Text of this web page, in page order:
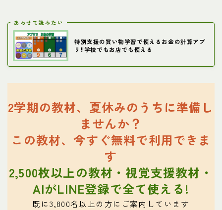
あわせて読みたい
特別支援の買い物学習で使えるお金の計算アプ
リ!!学校でもお店でも使える
2学期の教材、夏休みのうちに準備し
ませんか？
この教材、今すぐ無料で利用できま
す
2,500枚以上の教材・視覚支援教材・
AIがLINE登録で全て使える!
既に3,800名以上の方にご案内しています